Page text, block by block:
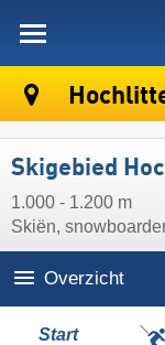
Skigebied
1.000 - 1.200 m
Skiën,
Overzicht
Start